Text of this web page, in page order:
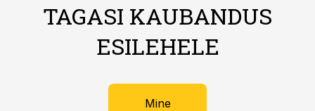
TAGASI KAUBANDUS
ESILEHELE
Mine